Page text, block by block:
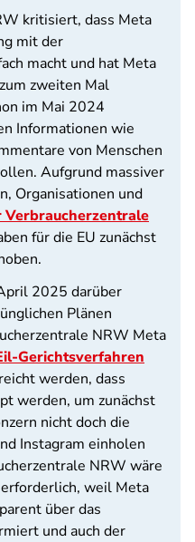
kritisiert, dass Meta
mit der
macht und hat Meta
zweiten Mal
im Mai 2024
Informationen wie
von Menschen
Aufgrund massiver
Organisationen und
Verbraucherzentrale
für die EU zunächst
2025 darüber
Plänen
NRW Meta
Gerichtsverfahren
werden, dass
werden, um zunächst
nicht doch die
Instagram einholen
NRW wäre
weil Meta
über das
und auch der